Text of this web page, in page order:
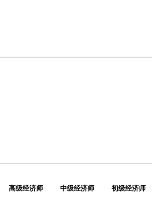
高级经济师 中级经济师 初级经济师